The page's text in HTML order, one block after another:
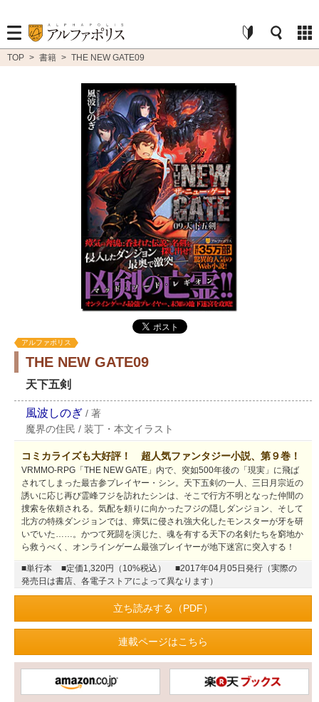
TOP > 書籍 > THE NEW GATE09
アルファポリス
THE NEW GATE09
天下五剣
風波しのぎ / 著
魔界の住民 / 装丁・本文イラスト
コミカライズも大好評！ 超人気ファンタジー小説、第９巻！
VRMMO-RPG「THE NEW GATE」内で、突如500年後の「現実」に飛ば
されてしまった最古参プレイヤー・シン。天下五剣の一人、三日月宗近の
誘いに応じ再び霊峰フジを訪れたシンは、そこで行方不明となった仲間の
捜索を依頼される。気配を頼りに向かったフジの隠しダンジョン、そして
北方の特殊ダンジョンでは、瘴気に侵され強大化したモンスターが牙を研
いでいた……。かつて死闘を演じた、魂を有する天下の名剣たちを窮地か
ら救うべく、オンラインゲーム最強プレイヤーが地下迷宮に突入する！
■単行本 ■定価1,320円（10%税込）
■2017年04月05日発行（実際の
発売日は書店、各電子ストアによって異なります）
立ち読みする（PDF）
連載ページはこちら